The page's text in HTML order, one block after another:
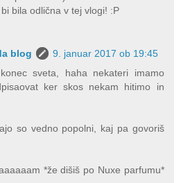
bila odlična v tej vlogi! :P
blog
9. januar 2017 ob 19:45
sveta, haha nekateri imamo
ker skos nekam hitimo in
so vedno popolni, kaj pa govoriš
*že dišiš po Nuxe parfumu*